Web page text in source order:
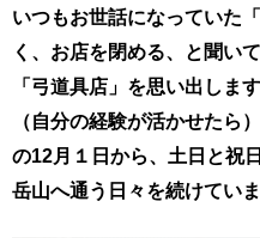
いつもお世話になっていた
く、 お店を閉める、と聞い
「弓道具店」を思い出します
（自分の経験が活かせたら
の12月１日から、土日と祝
岳山へ通う日々を続けていま